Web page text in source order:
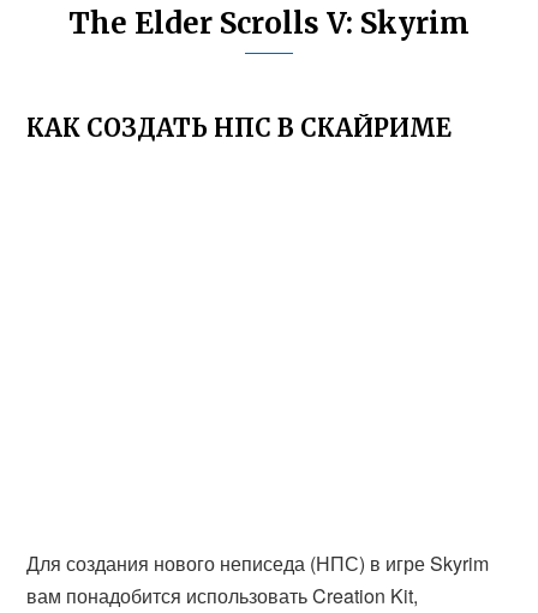
The Elder Scrolls V: Skyrim
КАК СОЗДАТЬ НПС В СКАЙРИМЕ
Для создания нового неписеда (НПС) в игре Skyrim
вам понадобится использовать Creation Kit,